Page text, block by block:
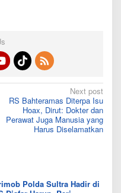
Next post
RS Bahteramas Diterpa Isu
Hoax, Dirut: Dokter dan
Perawat Juga Manusia yang
Harus Diselamatkan
Polda Sultra Hadir di